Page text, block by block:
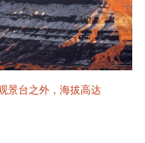
景台之外，海拔高达